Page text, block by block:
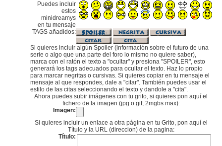
Puedes incluir
estos
minidreamys
en tu mensaje
TAGS añadidos:
Si quieres incluir algún Spoiler (información sobre el futuro de una
serie o algo que una parte del foro lo mismo no quiere saber),
marca con el ratón el texto a "ocultar" y presiona "SPOILER", esto
generará los tags adecuados para ocultar el texto. Haz lo propio
para marcar negritas o cursivas. Si quieres copiar en tu mensaje el
mensaje al que respondes, dale a "citar". También puedes usar el
estilo de las citas seleccionando el texto y dandole a "cita".
Ahora puedes subir imágenes con tu grito, si quieres pon aquí el
fichero de la imagen (jpg o gif, 2mgbs max):
Imagen:
Si quieres incluir un enlace a otra página en tu Grito, pon aquí el
Título y la URL (direccion) de la pagina:
Título: